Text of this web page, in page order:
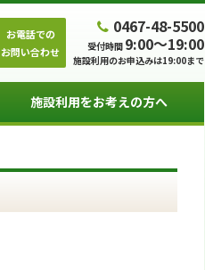
お電話での
お問い合わせ
0467-48-5500
受付時間 9:00～19:00
施設利用のお申込みは19:00まで
施設利用をお考えの方へ